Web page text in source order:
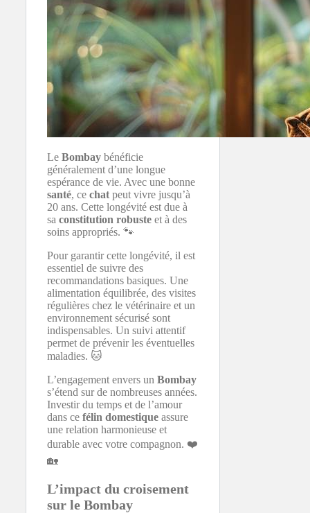
Le Bombay bénéficie
généralement d’une longue
espérance de vie. Avec une bonne
santé, ce chat peut vivre jusqu’à
20 ans. Cette longévité est due à
sa constitution robuste et à des
soins appropriés. 🐾
Pour garantir cette longévité, il est
essentiel de suivre des
recommandations basiques. Une
alimentation équilibrée, des visites
régulières chez le vétérinaire et un
environnement sécurisé sont
indispensables. Un suivi attentif
permet de prévenir les éventuelles
maladies. 🐱
L’engagement envers un Bombay
s’étend sur de nombreuses années.
Investir du temps et de l’amour
dans ce félin domestique assure
une relation harmonieuse et
durable avec votre compagnon. ❤️
🏡
L’impact du croisement
sur le Bombay